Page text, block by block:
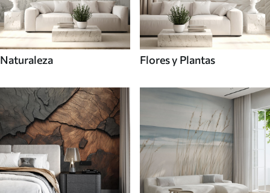
Naturaleza Flores y Plantas